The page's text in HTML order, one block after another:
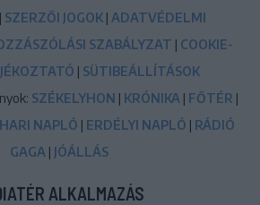
| SZERZŐI JOGOK | ADATVÉDELMI
SZABÁLYZAT | COOKIE-
| SÜTIBEÁLLÍTÁSOK
SZÉKELYHON | KRÓNIKA | FŐTÉR |
NAPLÓ | ERDÉLYI NAPLÓ | RÁDIÓ
GAGA | JÓÁLLÁS
ALKALMAZÁS